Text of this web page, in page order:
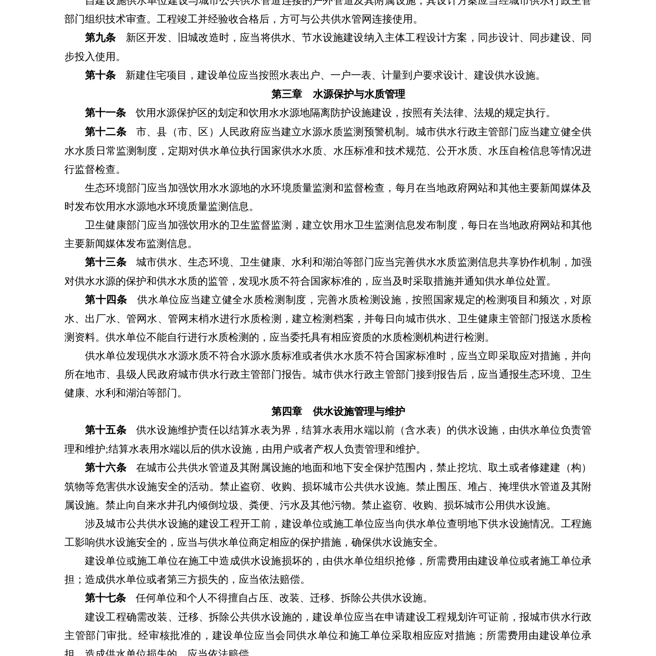
部门组织技术审查。工程竣工并经验收合格后，方可与公共供水管网连接使用。
第九条
新区开发、旧城改造时，应当将供水、节水设施建设纳入主体工程设计方案，同步设计、同步建设、同
步投入使用。
第十条
新建住宅项目，建设单位应当按照水表出户、一户一表、计量到户要求设计、建设供水设施。
第三章 水源保护与水质管理
第十一条
饮用水源保护区的划定和饮用水水源地隔离防护设施建设，按照有关法律、法规的规定执行。
第十二条
市、县（市、区）人民政府应当建立水源水质监测预警机制。城市供水行政主管部门应当建立健全供
水水质日常监测制度，定期对供水单位执行国家供水水质、水压标准和技术规范、公开水质、水压自检信息等情况进
行监督检查。
生态环境部门应当加强饮用水水源地的水环境质量监测和监督检查，每月在当地政府网站和其他主要新闻媒体及
时发布饮用水水源地水环境质量监测信息。
卫生健康部门应当加强饮用水的卫生监督监测，建立饮用水卫生监测信息发布制度，每日在当地政府网站和其他
主要新闻媒体发布监测信息。
第十三条
城市供水、生态环境、卫生健康、水利和湖泊等部门应当完善供水水质监测信息共享协作机制，加强
对供水水源的保护和供水水质的监管，发现水质不符合国家标准的，应当及时采取措施并通知供水单位处置。
第十四条
供水单位应当建立健全水质检测制度，完善水质检测设施，按照国家规定的检测项目和频次，对原
水、出厂水、管网水、管网末梢水进行水质检测，建立检测档案，并每日向城市供水、卫生健康主管部门报送水质检
测资料。供水单位不能自行进行水质检测的，应当委托具有相应资质的水质检测机构进行检测。
供水单位发现供水水源水质不符合水源水质标准或者供水水质不符合国家标准时，应当立即采取应对措施，并向
所在地市、县级人民政府城市供水行政主管部门报告。城市供水行政主管部门接到报告后，应当通报生态环境、卫生
健康、水利和湖泊等部门。
第四章 供水设施管理与维护
第十五条
供水设施维护责任以结算水表为界，结算水表用水端以前（含水表）的供水设施，由供水单位负责管
理和维护;结算水表用水端以后的供水设施，由用户或者产权人负责管理和维护。
第十六条
在城市公共供水管道及其附属设施的地面和地下安全保护范围内，禁止挖坑、取土或者修建建（构）
筑物等危害供水设施安全的活动。禁止盗窃、收购、损坏城市公共供水设施。禁止围压、堆占、掩埋供水管道及其附
属设施。禁止向自来水井孔内倾倒垃圾、粪便、污水及其他污物。禁止盗窃、收购、损坏城市公用供水设施。
涉及城市公共供水设施的建设工程开工前，建设单位或施工单位应当向供水单位查明地下供水设施情况。工程施
工影响供水设施安全的，应当与供水单位商定相应的保护措施，确保供水设施安全。
建设单位或施工单位在施工中造成供水设施损坏的，由供水单位组织抢修，所需费用由建设单位或者施工单位承
担；造成供水单位或者第三方损失的，应当依法赔偿。
第十七条
任何单位和个人不得擅自占压、改装、迁移、拆除公共供水设施。
建设工程确需改装、迁移、拆除公共供水设施的，建设单位应当在申请建设工程规划许可证前，报城市供水行政
主管部门审批。经审核批准的，建设单位应当会同供水单位和施工单位采取相应应对措施；所需费用由建设单位承